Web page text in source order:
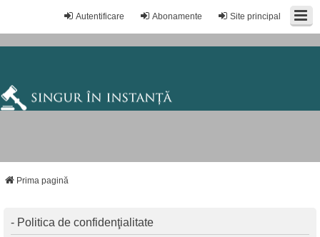
Site principal
Abonamente
Autentificare
Prima pagină
- Politica de confidenţialitate